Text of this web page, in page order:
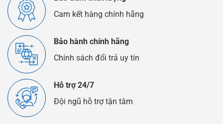
Cam kết hàng chính hãng
Bảo hành chính hãng
Chính sách đổi trả uy tín
Hỗ trợ 24/7
Đội ngũ hỗ trợ tận tâm